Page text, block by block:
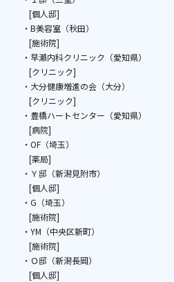
[個人邸]
・B美容室（秋田）
[施術院]
・早瀬内科クリニック（愛知県）
[クリニック]
・大分健康増進の会（大分）
[クリニック]
・豊橋ハートセンター（愛知県）
[病院]
・OF（埼玉）
[薬局]
・Ｙ邸（新潟見附市）
[個人邸]
・G（埼玉）
[施術院]
・YM（中央区新町）
[施術院]
・Ｏ邸（新潟長岡）
[個人邸]